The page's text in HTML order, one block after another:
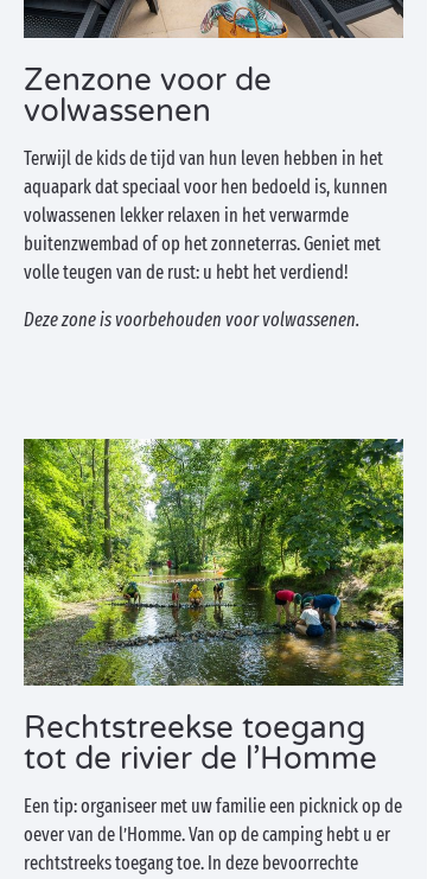
Zenzone voor de
volwassenen
Terwijl de kids de tijd van hun leven hebben in het
aquapark dat speciaal voor hen bedoeld is, kunnen
volwassenen lekker relaxen in het verwarmde
buitenzwembad of op het zonneterras. Geniet met
volle teugen van de rust: u hebt het verdiend!
Deze zone is voorbehouden voor volwassenen.
Rechtstreekse toegang
tot de rivier de l’Homme
Een tip: organiseer met uw familie een picknick op de
oever van de l’Homme. Van op de camping hebt u er
rechtstreeks toegang toe. In deze bevoorrechte